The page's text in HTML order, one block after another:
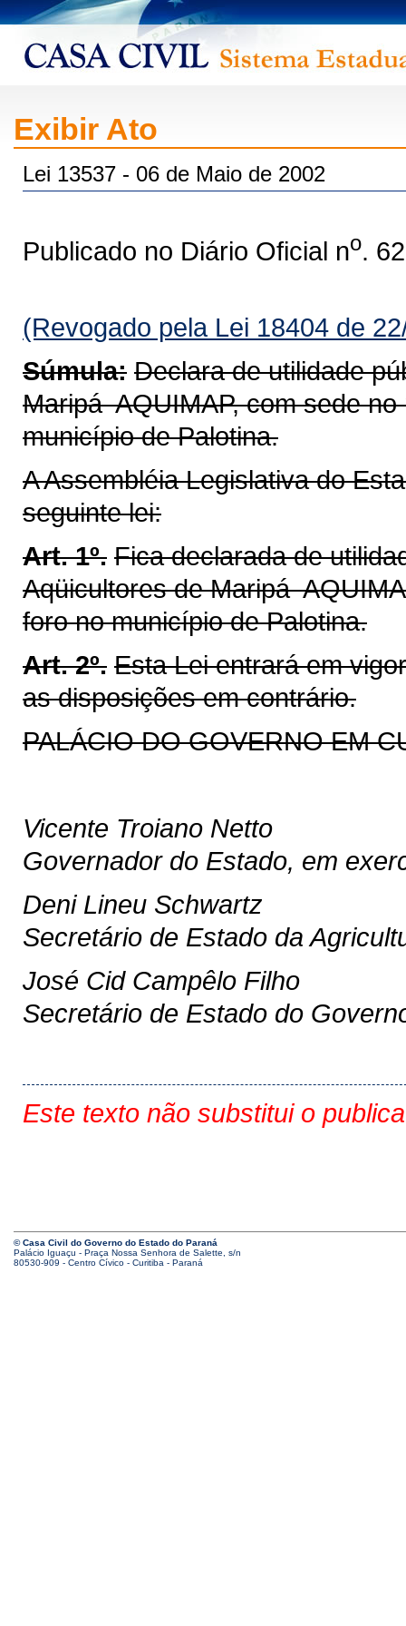
Exibir Ato
Lei 13537 - 06 de Maio de 2002
Publicado no Diário Oficial no.
(Revogado pela Lei 18404 de
Súmula: Declara de utilidade
Maripá  AQUIMAP, com sede
município de Palotina.
A Assembléia Legislativa do
seguinte lei:
Art. 1º. Fica declarada de
Aqüicultores de Maripá 
foro no município de Palotina.
Art. 2º. Esta Lei entrará em
as disposições em contrário.
PALÁCIO DO GOVERNO EM
Vicente Troiano Netto
Governador do Estado, em
Deni Lineu Schwartz
Secretário de Estado da
José Cid Campêlo Filho
Secretário de Estado do
Este texto não substitui o
© Casa Civil do Governo do Estado do Paraná
Palácio Iguaçu - Praça Nossa Senhora de Salette, s/n
80530-909 - Centro Cívico - Curitiba - Paraná